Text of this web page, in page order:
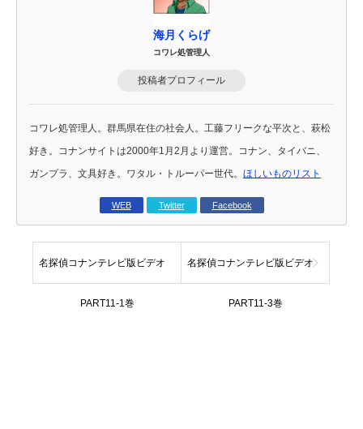
海月くらげ
コワレ処管理人
投稿者プロフィール
コワレ処管理人。群馬県在住の社会人。工藤フリークな平次と、萩松
好き。コナンサイトは2000年1月2月より運営。コナン、タイバニ、
ガンプラ、文具好き。ワタル・トルーパー世代。 ほしいものリスト
WEB Twitter Facebook
名探偵コナンテレビ版ビデオ
PART11-1巻
名探偵コナンテレビ版ビデオ
PART11-3巻